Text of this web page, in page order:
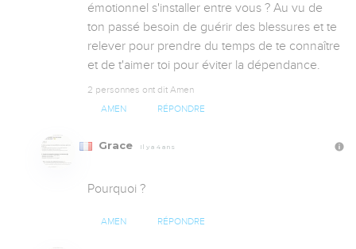
émotionnel s'installer entre vous ? Au vu de
ton passé besoin de guérir des blessures et te
relever pour prendre du temps de te connaître
et de t'aimer toi pour éviter la dépendance.
2 personnes ont dit Amen
AMEN RÉPONDRE
Grace Il y a 4 ans
Pourquoi ?
AMEN RÉPONDRE